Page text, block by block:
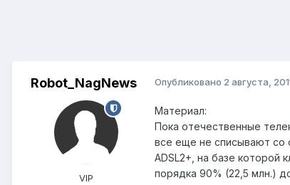
Robot_NagNews
VIP
Опубликовано 2 августа,
Материал:
Пока отечественные
все еще не списывают со
ADSL2+, на базе которой
порядка 90% (22,5 млн.)